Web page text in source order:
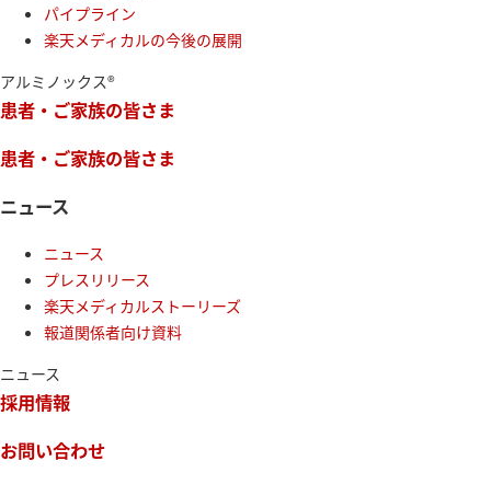
パイプライン
楽天メディカルの今後の展開
アルミノックス®
患者・ご家族の皆さま
患者・ご家族の皆さま
ニュース
ニュース
プレスリリース
楽天メディカルストーリーズ
報道関係者向け資料
ニュース
採用情報
お問い合わせ